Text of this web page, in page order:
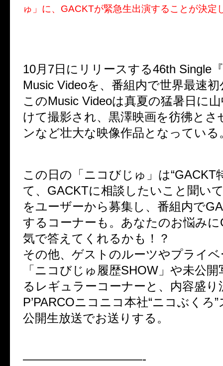
ゅ」に、GACKTが緊急生出演することが決定
10月7日にリリースする46th Single
Music Videoを、番組内で世界最速
このMusic Videoは真夏の猛暑日に
けて撮影され、黒澤映画を彷彿とさ
ンなど壮大な映像作品となっている
この日の「ニコびじゅ」は“GACKT
て、GACKTに相談したいこと聞い
をユーザーから募集し、番組内で
するコーナーも。あなたのお悩みに
気で答えてくれるかも！？
その他、ゲストのルーツやプライ
「ニコびじゅ履歴SHOW」や未公
るレギュラーコーナーと、内容盛り
P’PARCOニコニコ本社“ニコぶくろ
公開生放送でお送りする。
——————————-